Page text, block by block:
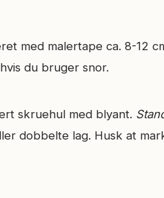
med malertape ca. 8-12
du bruger snor.
skruehul med blyant.
dobbelte lag. Husk at